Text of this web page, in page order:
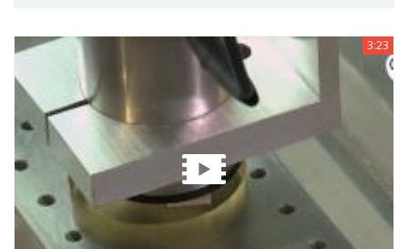
3:23